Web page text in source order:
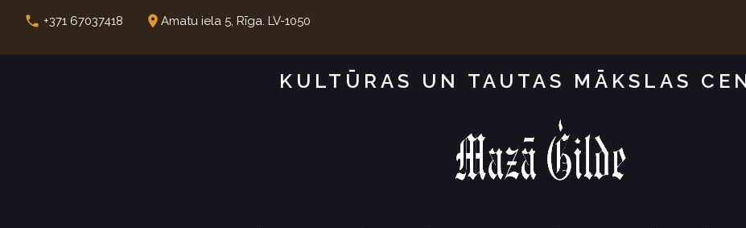
call +371 67037418 place Amatu iela 5, Rīga. LV-1050
KULTŪRAS UN TAUTAS MĀKSLAS